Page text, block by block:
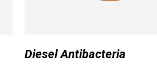
Diesel Antibacteria